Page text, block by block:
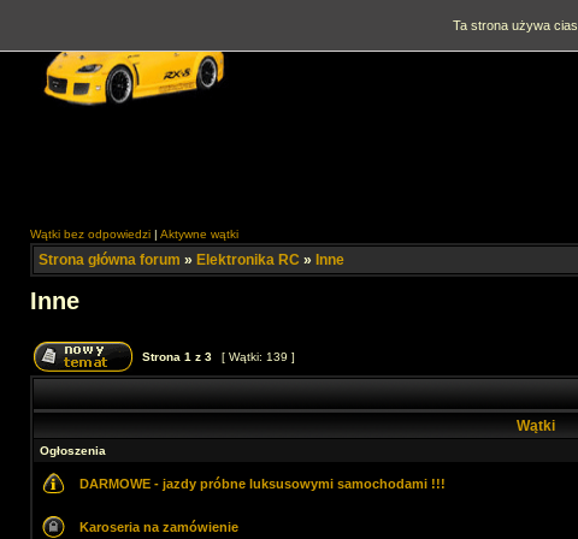
Wątki bez odpowiedzi | Aktywne wątki
Strona główna forum » Elektronika RC » Inne
Inne
Strona 1 z 3 [ Wątki: 139 ]
Wątki
Ogłoszenia
DARMOWE - jazdy próbne luksusowymi samochodami !!!
Karoseria na zamówienie
Ta strona używa